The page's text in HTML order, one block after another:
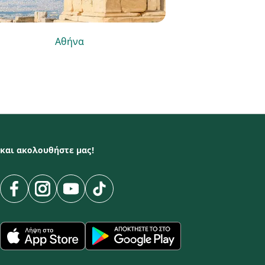
Αθήνα
και ακολουθήστε μας!